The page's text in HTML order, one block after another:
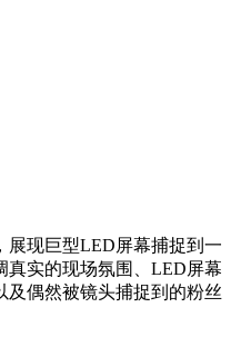
展现巨型LED屏幕捕捉到一
真实的现场氛围、LED屏幕
及偶然被镜头捕捉到的粉丝